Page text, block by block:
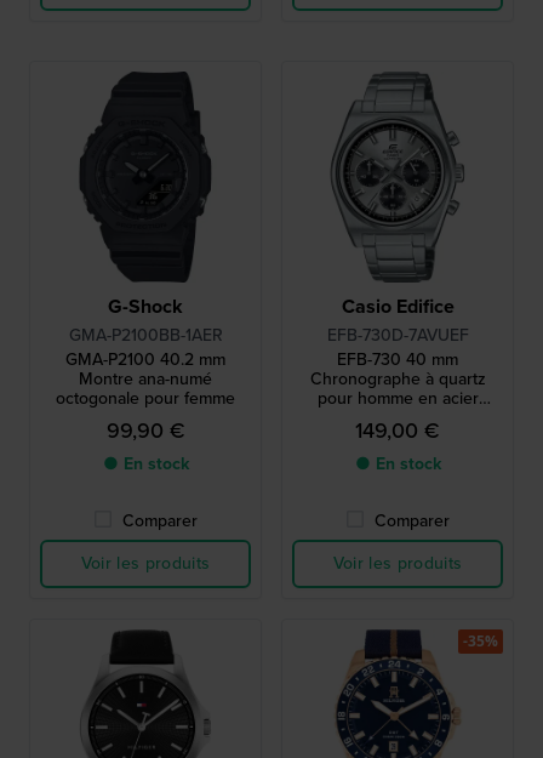
G-Shock
GMA-P2100BB-1AER
GMA-P2100 40.2 mm
Montre ana-numé
octogonale pour femme
99,90 €
● En stock
Comparer
Voir les produits
Casio Edifice
EFB-730D-7AVUEF
EFB-730 40 mm
Chronographe à quartz
pour homme en acier
inoxydable
149,00 €
● En stock
Comparer
Voir les produits
-35%